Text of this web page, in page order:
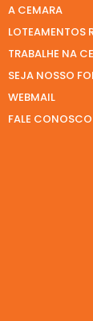
A CEMARA
LOTEAMENTOS
TRABALHE NA
SEJA NOSSO
WEBMAIL
FALE CONOSCO